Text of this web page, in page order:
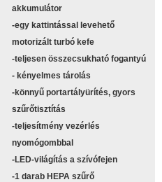
akkumulátor
-egy kattintással levehető
motorizált turbó kefe
-teljesen összecsukható fogantyú
- kényelmes tárolás
-könnyű portartályürítés, gyors
szűrőtisztítás
-teljesítmény vezérlés
nyomógombbal
-LED-világítás a szívófejen
-1 darab HEPA szűrő